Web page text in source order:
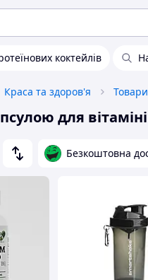
коктейлів
Краса та здоров'я
для
Безкоштовна